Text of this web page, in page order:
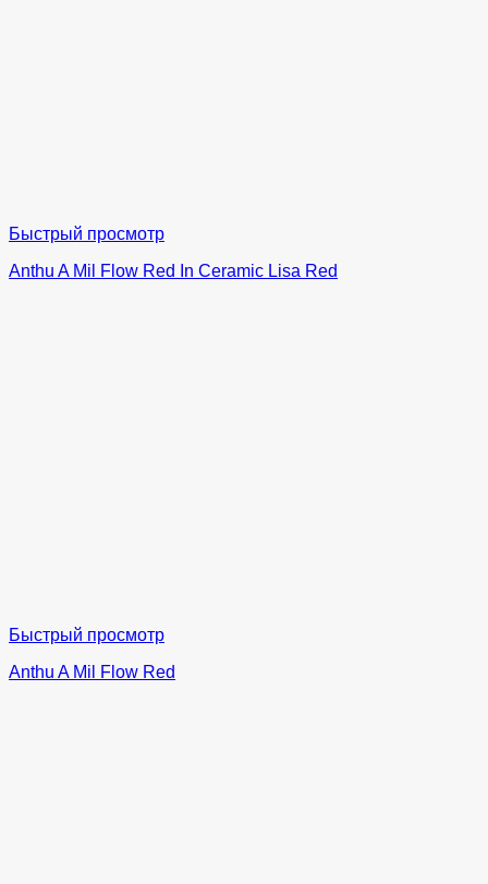
Быстрый просмотр
Anthu A Mil Flow Red In Ceramic Lisa Red
Быстрый просмотр
Anthu A Mil Flow Red